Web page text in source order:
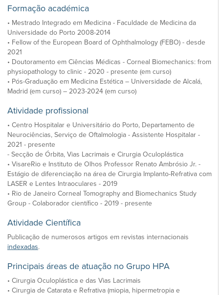
Formação académica
• Mestrado Integrado em Medicina - Faculdade de Medicina da
Universidade do Porto 2008-2014
• Fellow of the European Board of Ophthalmology (FEBO) - desde
2021
• Doutoramento em Ciências Médicas - Corneal Biomechanics: from
physiopathology to clinic - 2020 - presente (em curso)
• Pós-Graduação em Medicina Estética – Universidade de Alcalá,
Madrid (em curso) – 2023-2024 (em curso)
Atividade profissional
• Centro Hospitalar e Universitário do Porto, Departamento de
Neurociências, Serviço de Oftalmologia - Assistente Hospitalar -
2021 - presente
- Secção de Órbita, Vias Lacrimais e Cirurgia Oculoplástica
• VisareRio e Instituto de Olhos Professor Renato Ambrósio Jr. -
Estágio de diferenciação na área de Cirurgia Implanto-Refrativa com
LASER e Lentes Intraoculares - 2019
• Rio de Janeiro Corneal Tomography and Biomechanics Study
Group - Colaborador científico - 2019 - presente
Atividade Científica
Publicação de numerosos artigos em revistas internacionais
indexadas.
Principais áreas de atuação no Grupo HPA
• Cirurgia Oculoplástica e das Vias Lacrimais
• Cirurgia de Catarata e Refrativa (miopia, hipermetropia e